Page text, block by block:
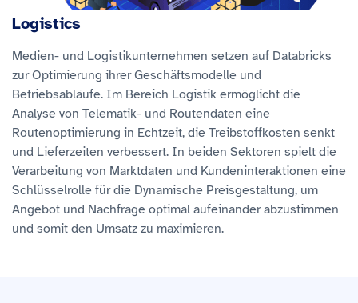
Logistics
Medien- und Logistikunternehmen setzen auf Databricks
zur Optimierung ihrer Geschäftsmodelle und
Betriebsabläufe. Im Bereich Logistik ermöglicht die
Analyse von Telematik- und Routendaten eine
Routenoptimierung in Echtzeit, die Treibstoffkosten senkt
und Lieferzeiten verbessert. In beiden Sektoren spielt die
Verarbeitung von Marktdaten und Kundeninteraktionen eine
Schlüsselrolle für die Dynamische Preisgestaltung, um
Angebot und Nachfrage optimal aufeinander abzustimmen
und somit den Umsatz zu maximieren.